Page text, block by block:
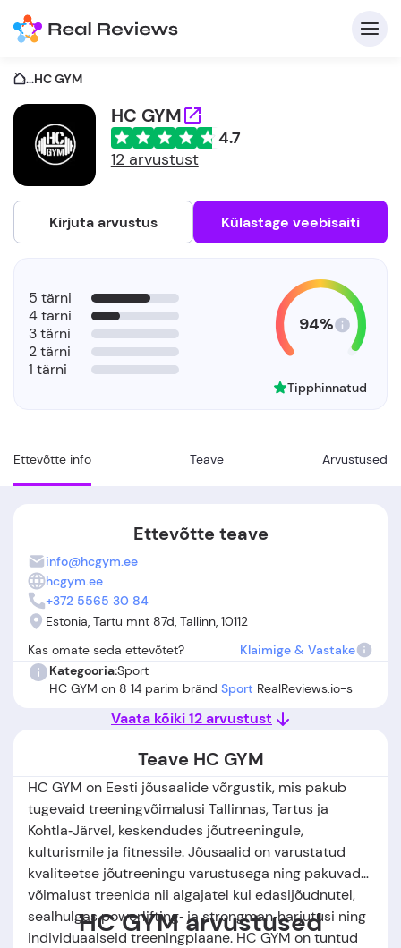
...HC GYM
HC GYM
4.7
12 arvustust
Kirjuta arvustus Külastage veebisaiti
Ettevõtte info Teave Arvustused
5 tärni
4 tärni
3 tärni
2 tärni
1 tärni
94%
Tipphinnatud
Ettevõtte teave
info@hcgym.ee
hcgym.ee
+372 5565 30 84
Estonia, Tartu mnt 87d, Tallinn, 10112
Kas omate seda ettevõtet?
Klaimige & Vastake
Kategooria:Sport
HC GYM on 8 14 parim bränd Sport RealReviews.io-s
Vaata kõiki 12 arvustust
Teave HC GYM
HC GYM on Eesti jõusaalide võrgustik, mis pakub
tugevaid treeningvõimalusi Tallinnas, Tartus ja
Kohtla‑Järvel, keskendudes jõutreeningule,
kulturismile ja fitnessile. Jõusaalid on varustatud
kvaliteetse jõutreeningu varustusega ning pakuvad
võimalust treenida nii algajatel kui edasijõudnutel,
sealhulgas powerlifting‑ ja strongman‑harjutusi ning
individuaalseid treeningplaane. HC GYM on tuntud
HC GYM arvustused